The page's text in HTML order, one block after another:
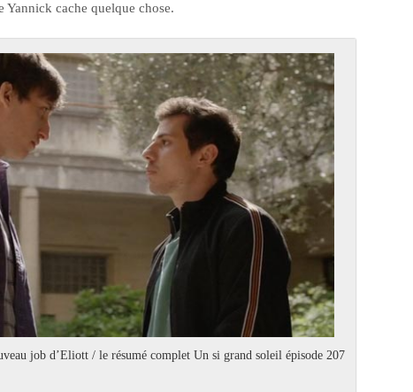
Yannick cache quelque chose.
job d’Eliott / le résumé complet Un si grand soleil épisode 207